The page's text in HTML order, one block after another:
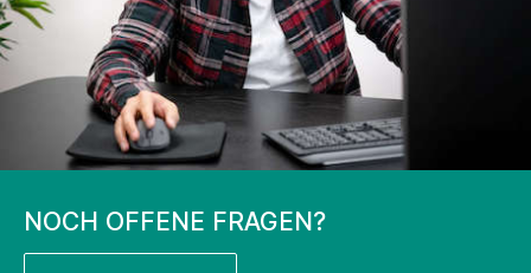
NOCH OFFENE FRAGEN?